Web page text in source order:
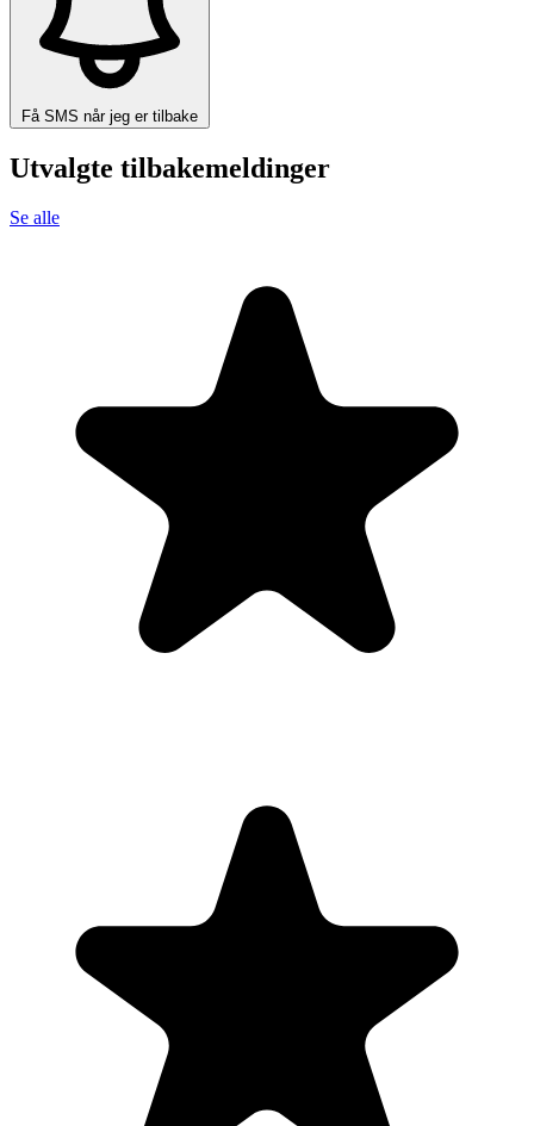
Få SMS når jeg er tilbake
Utvalgte tilbakemeldinger
Se alle